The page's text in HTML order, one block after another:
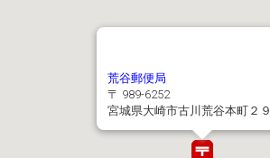
荒谷郵便局
〒 989-6252
宮城県大崎市古川荒谷本町２９